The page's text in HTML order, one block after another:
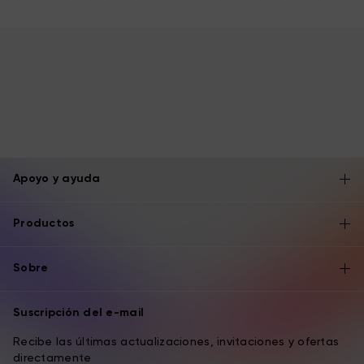
Apoyo y ayuda
Productos
Sobre
Suscripción del e-mail
Recibe las últimas actualizaciones, invitaciones y ofertas
directamente